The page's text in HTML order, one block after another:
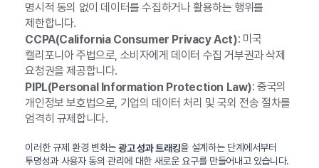
명시적 동의 없이 데이터를 수집하거나 활용하는 행위를
제한합니다.
CCPA(California Consumer Privacy Act): 미국
캘리포니아 주법으로, 소비자에게 데이터 수집 거부권과 삭제
요청권을 제공합니다.
PIPL(Personal Information Protection Law): 중국의
개인정보 보호법으로, 기업의 데이터 처리 및 국외 전송 절차를
엄격히 규제합니다.
이러한 규제 환경 변화는광고 성과 트래킹을 설계하는 단계에서부터
투명성과 사용자 동의 관리에 대한 새로운 요구를 만들어내고 있습니다.